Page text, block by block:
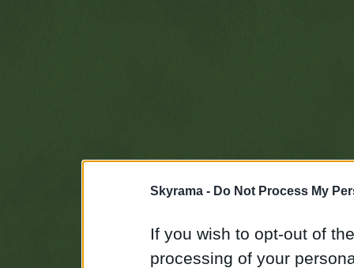
Skyrama - Do Not Process My
If you wish to opt-out of
processing of your